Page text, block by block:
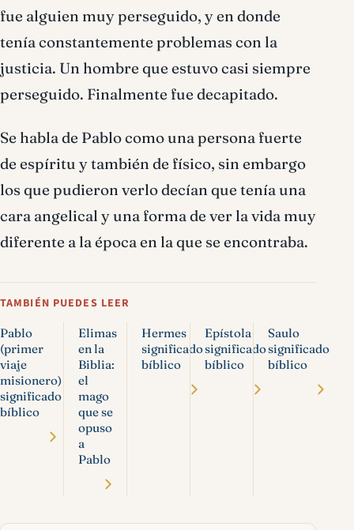
fue alguien muy perseguido, y en donde
tenía constantemente problemas con la
justicia. Un hombre que estuvo casi siempre
perseguido. Finalmente fue decapitado.
Se habla de Pablo como una persona fuerte
de espíritu y también de físico, sin embargo
los que pudieron verlo decían que tenía una
cara angelical y una forma de ver la vida muy
diferente a la época en la que se encontraba.
TAMBIÉN PUEDES LEER
Pablo
(primer
viaje
misionero)
significado
bíblico
Elimas
en la
Biblia:
el
mago
que se
opuso
a
Pablo
Hermes
significado
bíblico
Epístola
significado
bíblico
Saulo
significado
bíblico